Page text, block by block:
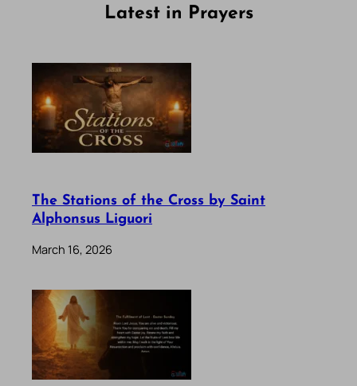
Latest in Prayers
The Stations of the Cross by Saint
Alphonsus Liguori
March 16, 2026